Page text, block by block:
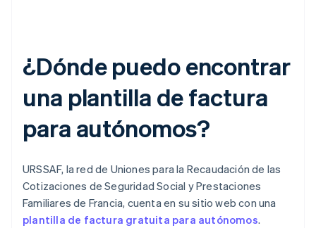
¿Dónde puedo encontrar
una plantilla de factura
para autónomos?
URSSAF, la red de Uniones para la Recaudación de las
Cotizaciones de Seguridad Social y Prestaciones
Familiares de Francia, cuenta en su sitio web con una
plantilla de factura gratuita para autónomos.